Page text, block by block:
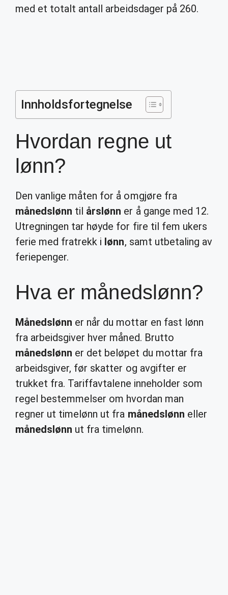
med et totalt antall arbeidsdager på 260.
Innholdsfortegnelse
Hvordan regne ut
lønn?
Den vanlige måten for å omgjøre fra
månedslønn til årslønn er å gange med 12.
Utregningen tar høyde for fire til fem ukers
ferie med fratrekk i lønn, samt utbetaling av
feriepenger.
Hva er månedslønn?
Månedslønn er når du mottar en fast lønn
fra arbeidsgiver hver måned. Brutto
månedslønn er det beløpet du mottar fra
arbeidsgiver, før skatter og avgifter er
trukket fra. Tariffavtalene inneholder som
regel bestemmelser om hvordan man
regner ut timelønn ut fra månedslønn eller
månedslønn ut fra timelønn.